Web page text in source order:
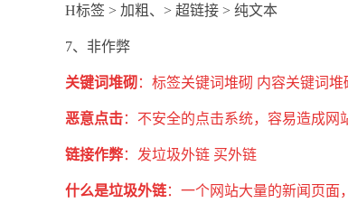
H标签 > 加粗、> 超链接 > 纯文本
7、非作弊
关键词堆砌：标签关键词堆砌 内容关键词堆
恶意点击：不安全的点击系统，容易造成网
链接作弊：发垃圾外链 买外链
什么是垃圾外链：一个网站大量的新闻页面